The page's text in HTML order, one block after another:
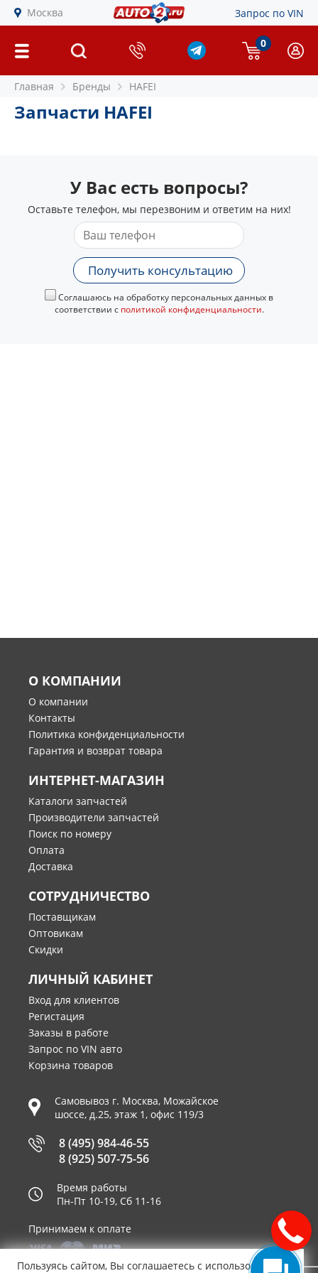
Москва Запрос по VIN
0
Главная Бренды HAFEI
Запчасти HAFEI
У Вас есть вопросы?
Оставьте телефон, мы перезвоним и ответим на них!
Получить консультацию
Соглашаюсь на обработку персональных данных в
соответствии с политикой конфиденциальности.
О КОМПАНИИ
О компании
Контакты
Политика конфиденциальности
Гарантия и возврат товара
ИНТЕРНЕТ-МАГАЗИН
Каталоги запчастей
Производители запчастей
Поиск по номеру
Оплата
Доставка
СОТРУДНИЧЕСТВО
Поставщикам
Оптовикам
Скидки
ЛИЧНЫЙ КАБИНЕТ
Вход для клиентов
Регистация
Заказы в работе
Запрос по VIN авто
Корзина товаров
Самовывоз г. Москва, Можайское
шоссе, д.25, этаж 1, офис 119/3
8 (495) 984-46-55
8 (925) 507-75-56
Время работы
Пн-Пт 10-19, Сб 11-16
Принимаем к оплате
Пользуясь сайтом, Вы соглашаетесь с использованием